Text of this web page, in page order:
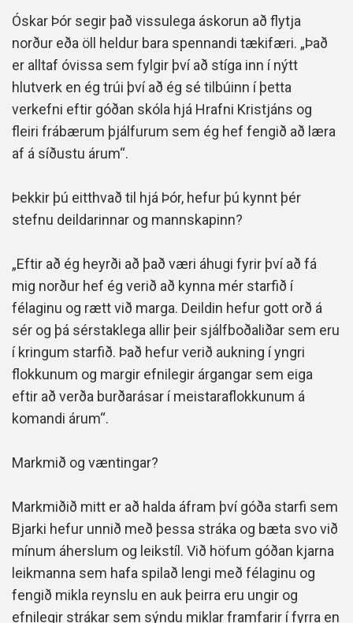
Óskar Þór segir það vissulega áskorun að flytja
norður eða öll heldur bara spennandi tækifæri. „Það
er alltaf óvissa sem fylgir því að stíga inn í nýtt
hlutverk en ég trúi því að ég sé tilbúinn í þetta
verkefni eftir góðan skóla hjá Hrafni Kristjáns og
fleiri frábærum þjálfurum sem ég hef fengið að læra
af á síðustu árum“.
Þekkir þú eitthvað til hjá Þór, hefur þú kynnt þér
stefnu deildarinnar og mannskapinn?
„Eftir að ég heyrði að það væri áhugi fyrir því að fá
mig norður hef ég verið að kynna mér starfið í
félaginu og rætt við marga. Deildin hefur gott orð á
sér og þá sérstaklega allir þeir sjálfboðaliðar sem eru
í kringum starfið. Það hefur verið aukning í yngri
flokkunum og margir efnilegir árgangar sem eiga
eftir að verða burðarásar í meistaraflokkunum á
komandi árum“.
Markmið og væntingar?
Markmiðið mitt er að halda áfram því góða starfi sem
Bjarki hefur unnið með þessa stráka og bæta svo við
mínum áherslum og leikstíl. Við höfum góðan kjarna
leikmanna sem hafa spilað lengi með félaginu og
fengið mikla reynslu en auk þeirra eru ungir og
efnilegir strákar sem sýndu miklar framfarir í fyrra en